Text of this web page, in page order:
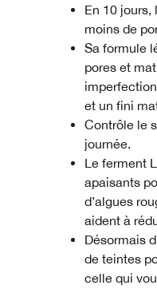
En 10
moins de
Sa formule
pores et
et un fini
Contrôle le
journée.
Le ferment
apaisants
d’algues
aident à
Désormais
de teintes
celle qui